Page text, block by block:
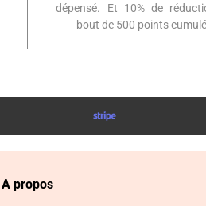
dépensé. Et 10% de
bout de 500 points
A propos